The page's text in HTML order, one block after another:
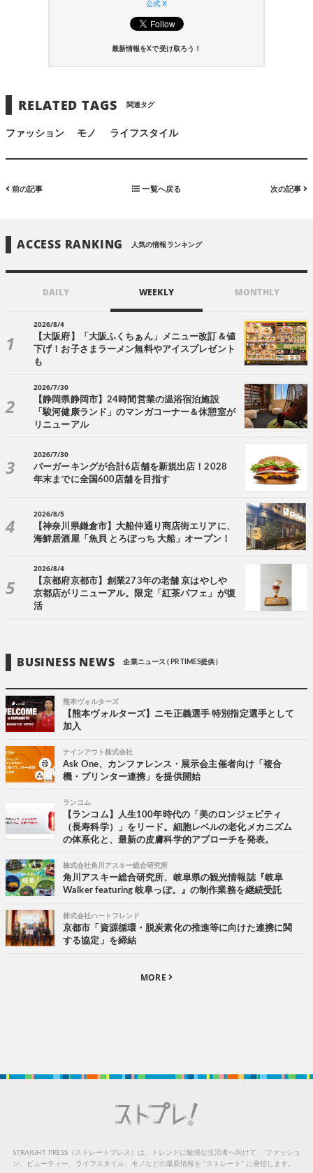
公式 X
最新情報をXで受け取ろう！
RELATED TAGS 関連タグ
ファッション モノ ライフスタイル
前の記事 一覧へ戻る 次の記事
ACCESS RANKING 人気の情報ランキング
DAILY WEEKLY MONTHLY
2026/8/4
【大阪府】「大阪ふくちぁん」メニュー改訂＆値
下げ！お子さまラーメン無料やアイスプレゼント
も
2026/7/30
【静岡県静岡市】24時間営業の温浴宿泊施設
「駿河健康ランド」のマンガコーナー＆休憩室が
リニューアル
2026/7/30
バーガーキングが合計6店舗を新規出店！2028
年末までに全国600店舗を目指す
2026/8/5
【神奈川県鎌倉市】大船仲通り商店街エリアに、
海鮮居酒屋「魚貝 とろぼっち 大船」オープン！
2026/8/4
【京都府京都市】創業273年の老舗 京はやしや
京都店がリニューアル。限定「紅茶パフェ」が復
活
BUSINESS NEWS 企業ニュース ( PR TIMES提供 )
熊本ヴォルターズ
【熊本ヴォルターズ】ニモ正義選手 特別指定選手として
加入
ナインアウト株式会社
Ask One、カンファレンス・展示会主催者向け「複合
機・プリンター連携」を提供開始
ランコム
【ランコム】人生100年時代の「美のロンジェビティ
（長寿科学）」をリード。細胞レベルの老化メカニズム
の体系化と、最新の皮膚科学的アプローチを発表。
株式会社角川アスキー総合研究所
角川アスキー総合研究所、岐阜県の観光情報誌『岐阜
Walker featuring 岐阜っぽ。』の制作業務を継続受託
株式会社ハートフレンド
京都市「資源循環・脱炭素化の推進等に向けた連携に関
する協定」を締結
MORE
STRAIGHT PRESS（ストレートプレス）は、トレンドに敏感な生活者へ向けて、
ファッショ
ン、ビューティー、ライフスタイル、モノなどの最新情報を “ストレート” に発信します。